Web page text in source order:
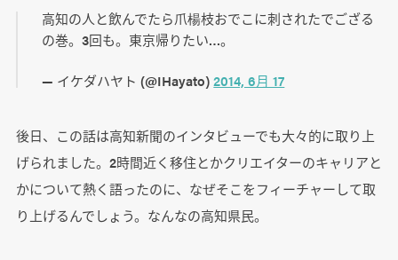
高知の人と飲んでたら爪楊枝おでこに刺されたでござる
の巻。3回も。東京帰りたい…。
— イケダハヤト (@IHayato)2014, 6月 17
後日、この話は高知新聞のインタビューでも大々的に取り上
げられました。2時間近く移住とかクリエイターのキャリアと
かについて熱く語ったのに、なぜそこをフィーチャーして取
り上げるんでしょう。なんなの高知県民。